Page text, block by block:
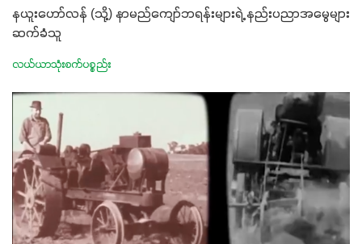
နယူးဟော်လန် (သို့) နာမည်ကျော်ဘရန်းများရဲ့ နည်းပညာအမွေများ
ဆက်ခံသူ
လယ်ယာသုံးစက်ပစ္စည်း